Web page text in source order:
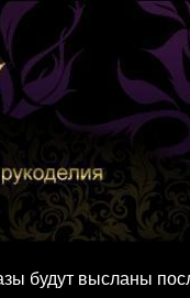
будут высланы